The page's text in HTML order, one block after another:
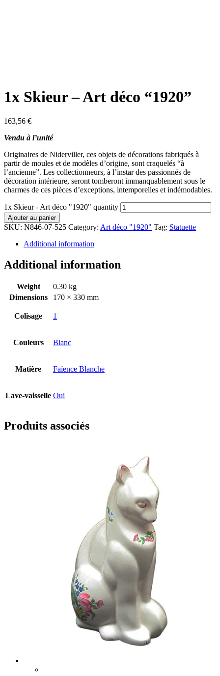
1x Skieur – Art déco “1920”
163,56 €
Vendu à l’unité
Originaires de Niderviller, ces objets de décorations fabriqués à
partir de moules et de modèles d’origine, sont craquelés “à
l’ancienne”. Les collectionneurs, à l’instar des passionnés de
décoration intérieure, seront tomberont immanquablement sous le
charmes de ces pièces d’exceptions, intemporelles et indémodables.
1x Skieur - Art déco "1920" quantity
Ajouter au panier
SKU: N846-07-525 Category: Art déco "1920" Tag: Statuette
Additional information
Additional information
Weight
0.30 kg
Dimensions
170 × 330 mm
Colisage 1
Couleurs Blanc
Matière Faïence Blanche
Lave-vaisselle Oui
Produits associés